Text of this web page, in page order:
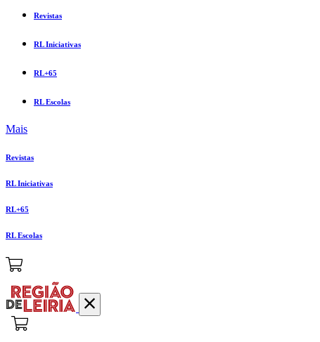
Revistas
RL Iniciativas
RL+65
RL Escolas
Mais
Revistas
RL Iniciativas
RL+65
RL Escolas